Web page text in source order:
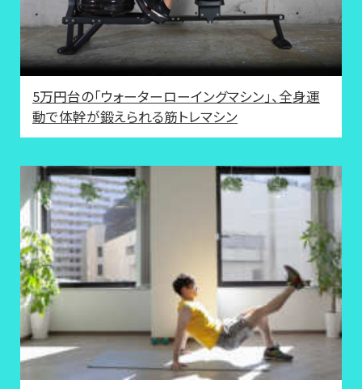
5万円台の「ウォーターローイングマシン」、全身運
動で体幹が鍛えられる筋トレマシン